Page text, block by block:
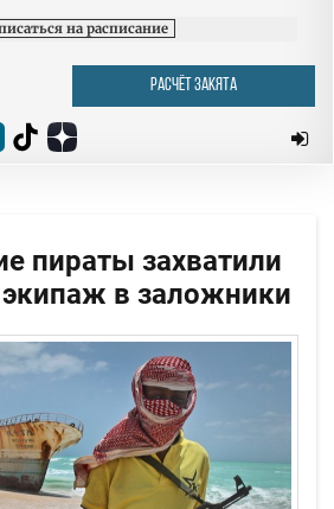
на расписание
РАСЧЁТ ЗАКЯТА
пираты захватили
экипаж в заложники